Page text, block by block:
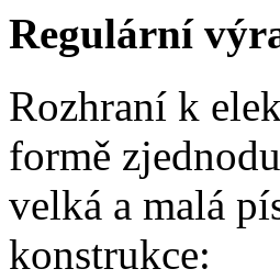
Regulární
Rozhraní k
formě
velká a malá
konstrukce: